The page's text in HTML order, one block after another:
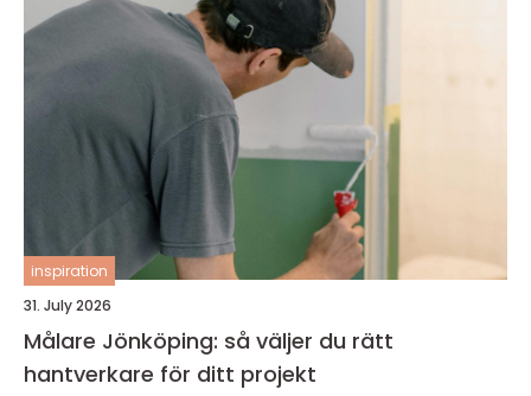
inspiration
31. July 2026
Målare Jönköping: så väljer du rätt
hantverkare för ditt projekt